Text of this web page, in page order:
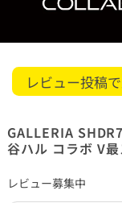
レビュー投稿
GALLERIA
谷ハル コラボ V
レビュー募集中